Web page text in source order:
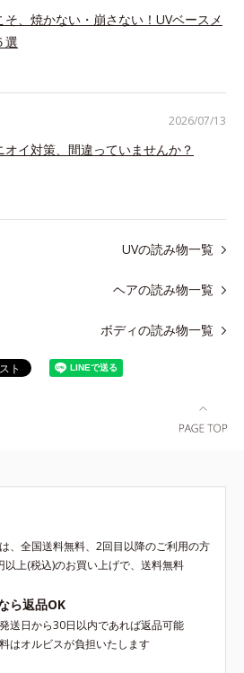
そ、焼かない・崩さない！UVベースメ
選
オイ対策、間違っていませんか？
2026/07/13
UVの読み物一覧
ヘアの読み物一覧
ボディの読み物一覧
、全国送料無料、2回目以降のご利用の方
以上(税込)のお買い上げで、送料無料
ら返品OK
送日から30日以内であれば返品可能
はオルビスが負担いたします